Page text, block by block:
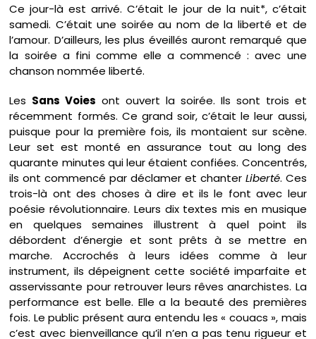
Ce jour-là est arrivé. C’était le jour de la nuit*, c’était
samedi. C’était une soirée au nom de la liberté et de
l’amour. D’ailleurs, les plus éveillés auront remarqué que
la soirée a fini comme elle a commencé : avec une
chanson nommée liberté.
Les Sans Voies ont ouvert la soirée. Ils sont trois et
récemment formés. Ce grand soir, c’était le leur aussi,
puisque pour la première fois, ils montaient sur scène.
Leur set est monté en assurance tout au long des
quarante minutes qui leur étaient confiées. Concentrés,
ils ont commencé par déclamer et chanter Liberté. Ces
trois-là ont des choses à dire et ils le font avec leur
poésie révolutionnaire. Leurs dix textes mis en musique
en quelques semaines illustrent à quel point ils
débordent d’énergie et sont prêts à se mettre en
marche. Accrochés à leurs idées comme à leur
instrument, ils dépeignent cette société imparfaite et
asservissante pour retrouver leurs rêves anarchistes. La
performance est belle. Elle a la beauté des premières
fois. Le public présent aura entendu les « couacs », mais
c’est avec bienveillance qu’il n’en a pas tenu rigueur et